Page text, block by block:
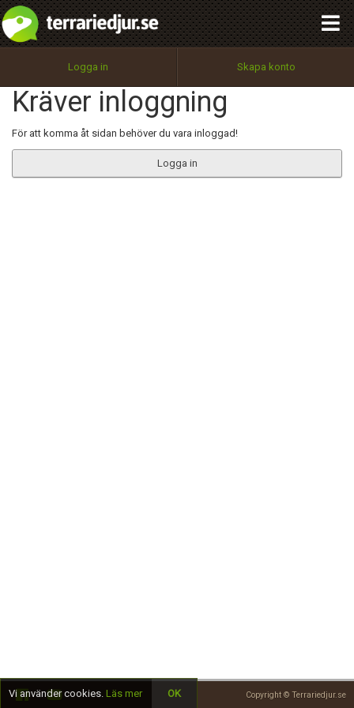
Logga in Skapa konto
Kräver inloggning
För att komma åt sidan behöver du vara inloggad!
Logga in
Copyright © Terrariedjur.se
Utför
100%
OK
integritetspolicy
Namn:
Epost:
Begär nytt lösenord
Tillbaka till förstasidan
Vi använder cookies. Läs mer OK